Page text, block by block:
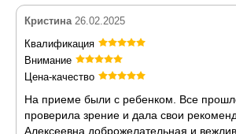
Кристина 26.02.2025
Квалификация
Внимание
Цена-качество
На приеме были с ребенком. Все
проверила зрение и дала свои
Алексеевна доброжелательная и